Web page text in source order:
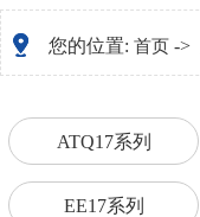
您的位置: 首页 ->
ATQ17系列
EE17系列